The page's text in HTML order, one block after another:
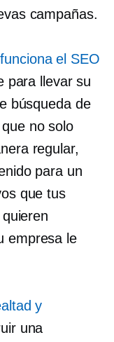
campañas.
el SEO
para llevar su
búsqueda de
no solo
regular,
para un
que tus
empresa le
y
una